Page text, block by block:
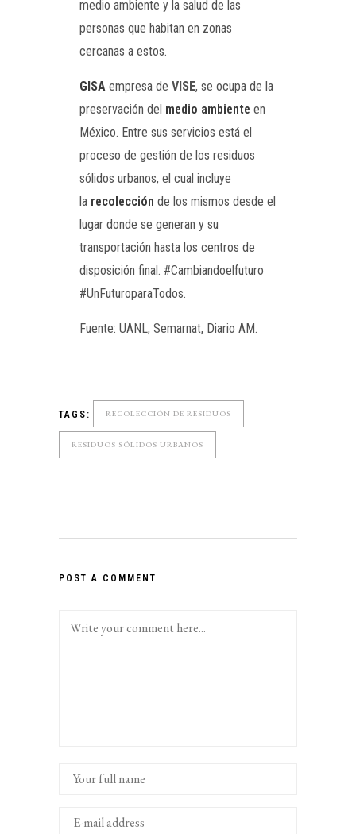
medio ambiente y la salud de las
personas que habitan en zonas
cercanas a estos.
GISA empresa de VISE, se ocupa de la
preservación del medio ambiente en
México. Entre sus servicios está el
proceso de gestión de los residuos
sólidos urbanos, el cual incluye
la recolección de los mismos desde el
lugar donde se generan y su
transportación hasta los centros de
disposición final. #Cambiandoelfuturo
#UnFuturoparaTodos.
Fuente: UANL, Semarnat, Diario AM.
TAGS: RECOLECCIÓN DE RESIDUOS
RESIDUOS SÓLIDOS URBANOS
POST A COMMENT